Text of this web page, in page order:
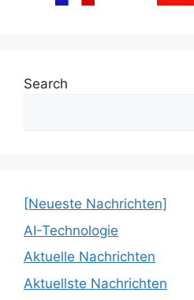
Search
[Neueste Nachrichten]
AI-Technologie
Aktuelle Nachrichten
Aktuellste Nachrichten